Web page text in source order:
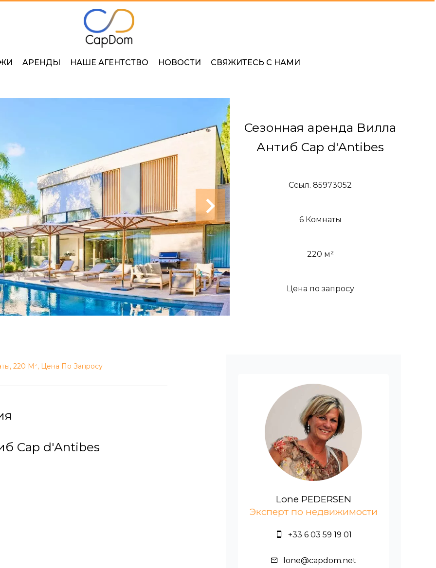
AРЕНДЫ НАШЕ АГЕНТСТВО НОВОСТИ СВЯЖИТЕСЬ С НАМИ
Сезонная аренда Вилла
Антиб Cap d'Antibes
Ссыл. 85973052
6 Комнаты
220 м²
Цена по запросу
220 М², Цена По Запросу
Cap d'Antibes
Lone PEDERSEN
Эксперт по недвижимости
+33 6 03 59 19 01
lone@capdom.net